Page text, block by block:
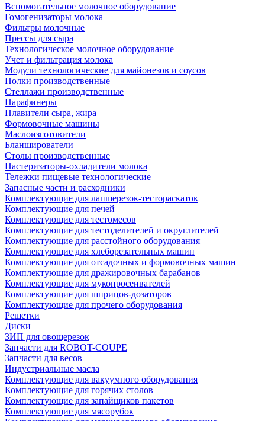
Вспомогательное молочное оборудование
Гомогенизаторы молока
Фильтры молочные
Прессы для сыра
Технологическое молочное оборудование
Учет и фильтрация молока
Модули технологические для майонезов и соусов
Полки производственные
Стеллажи производственные
Парафинеры
Плавители сыра, жира
Формовочные машины
Маслоизготовители
Бланширователи
Столы производственные
Пастеризаторы-охладители молока
Тележки пищевые технологические
Запасные части и расходники
Комплектующие для лапшерезок-тестораскаток
Комплектующие для печей
Комплектующие для тестомесов
Комплектующие для тестоделителей и округлителей
Комплектующие для расстойного оборудования
Комплектующие для хлеборезательных машин
Комплектующие для отсадочных и формовочных машин
Комплектующие для дражировочных барабанов
Комплектующие для мукопросеивателей
Комплектующие для шприцов-дозаторов
Комплектующие для прочего оборудования
Решетки
Диски
ЗИП для овощерезок
Запчасти для ROBOT-COUPE
Запчасти для весов
Индустриальные масла
Комплектующие для вакуумного оборудования
Комплектующие для горячих столов
Комплектующие для запайщиков пакетов
Комплектующие для мясорубок